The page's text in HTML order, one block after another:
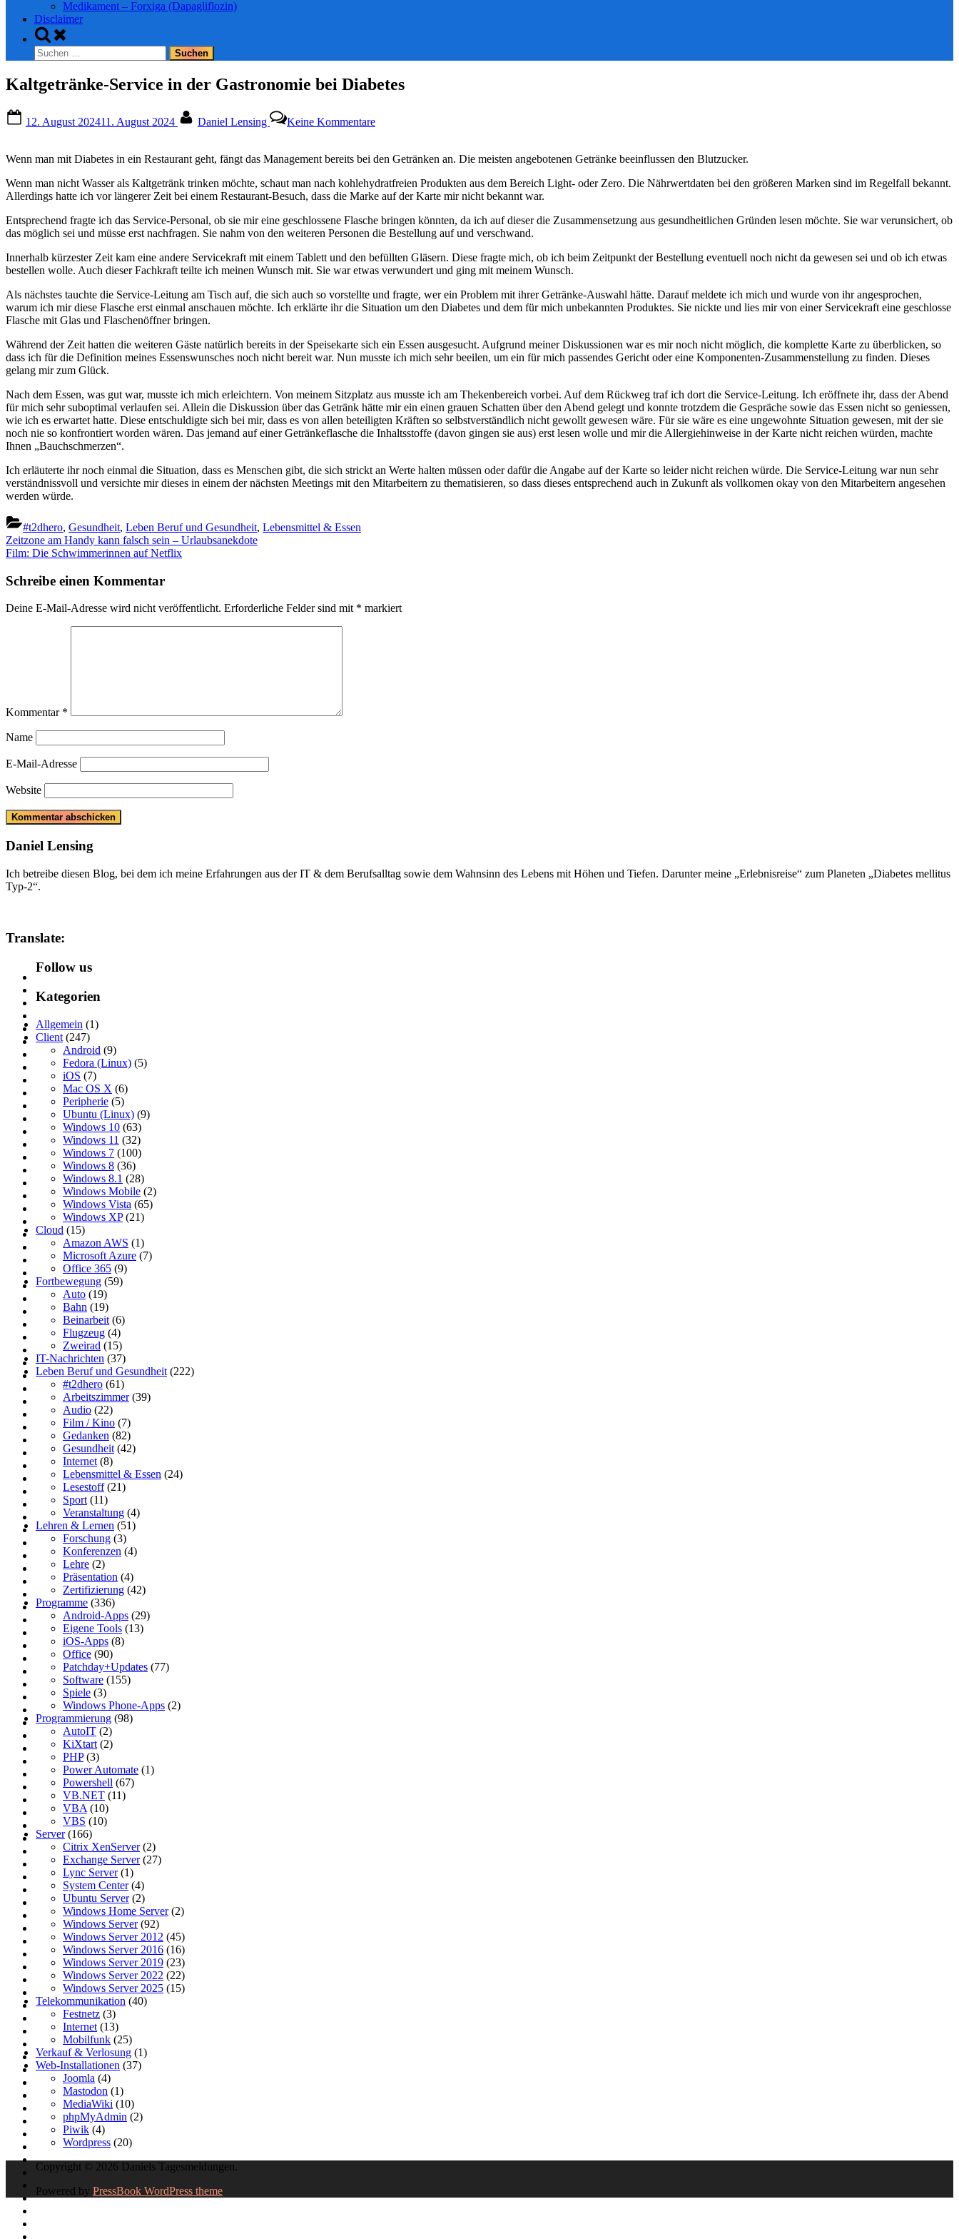
Medikament – Forxiga (Dapagliflozin)
Disclaimer
Toggle
search
form
Suchen
nach:
Kaltgetränke-Service in der Gastronomie bei Diabetes
on
12. August 202411. August 2024 Daniel Lensing Keine KommentareKaltgetränke-
in
der
Gastronomie
bei
Diabetes
Wenn man mit Diabetes in ein Restaurant geht, fängt das Management bereits bei den Getränken an. Die meisten angebotenen Getränke beeinflussen den Blutzucker.
Wenn man nicht Wasser als Kaltgetränk trinken möchte, schaut man nach kohlehydratfreien Produkten aus dem Bereich Light- oder Zero. Die Nährwertdaten bei den größeren Marken sind im Regelfall bekannt.
Allerdings hatte ich vor längerer Zeit bei einem Restaurant-Besuch, dass die Marke auf der Karte mir nicht bekannt war.
Entsprechend fragte ich das Service-Personal, ob sie mir eine geschlossene Flasche bringen könnten, da ich auf dieser die Zusammensetzung aus gesundheitlichen Gründen lesen möchte. Sie war verunsichert, ob
das möglich sei und müsse erst nachfragen. Sie nahm von den weiteren Personen die Bestellung auf und verschwand.
Innerhalb kürzester Zeit kam eine andere Servicekraft mit einem Tablett und den befüllten Gläsern. Diese fragte mich, ob ich beim Zeitpunkt der Bestellung eventuell noch nicht da gewesen sei und ob ich etwas
bestellen wolle. Auch dieser Fachkraft teilte ich meinen Wunsch mit. Sie war etwas verwundert und ging mit meinem Wunsch.
Als nächstes tauchte die Service-Leitung am Tisch auf, die sich auch so vorstellte und fragte, wer ein Problem mit ihrer Getränke-Auswahl hätte. Darauf meldete ich mich und wurde von ihr angesprochen,
warum ich mir diese Flasche erst einmal anschauen möchte. Ich erklärte ihr die Situation um den Diabetes und dem für mich unbekannten Produktes. Sie nickte und lies mir von einer Servicekraft eine geschlosse
Flasche mit Glas und Flaschenöffner bringen.
Während der Zeit hatten die weiteren Gäste natürlich bereits in der Speisekarte sich ein Essen ausgesucht. Aufgrund meiner Diskussionen war es mir noch nicht möglich, die komplette Karte zu überblicken, so
dass ich für die Definition meines Essenswunsches noch nicht bereit war. Nun musste ich mich sehr beeilen, um ein für mich passendes Gericht oder eine Komponenten-Zusammenstellung zu finden. Dieses
gelang mir zum Glück.
Nach dem Essen, was gut war, musste ich mich erleichtern. Von meinem Sitzplatz aus musste ich am Thekenbereich vorbei. Auf dem Rückweg traf ich dort die Service-Leitung. Ich eröffnete ihr, dass der Abend
für mich sehr suboptimal verlaufen sei. Allein die Diskussion über das Getränk hätte mir ein einen grauen Schatten über den Abend gelegt und konnte trotzdem die Gespräche sowie das Essen nicht so geniessen,
wie ich es erwartet hatte. Diese entschuldigte sich bei mir, dass es von allen beteiligten Kräften so selbstverständlich nicht gewollt gewesen wäre. Für sie wäre es eine ungewohnte Situation gewesen, mit der sie
noch nie so konfrontiert worden wären. Das jemand auf einer Getränkeflasche die Inhaltsstoffe (davon gingen sie aus) erst lesen wolle und mir die Allergiehinweise in der Karte nicht reichen würden, machte
Ihnen „Bauchschmerzen“.
Ich erläuterte ihr noch einmal die Situation, dass es Menschen gibt, die sich strickt an Werte halten müssen oder dafür die Angabe auf der Karte so leider nicht reichen würde. Die Service-Leitung war nun sehr
verständnissvoll und versichte mir dieses in einem der nächsten Meetings mit den Mitarbeitern zu thematisieren, so dass dieses entsprechend auch in Zukunft als vollkomen okay von den Mitarbeitern angesehen
werden würde.
#t2dhero, Gesundheit, Leben Beruf und Gesundheit, Lebensmittel & Essen
Beitragsnavigation
Previous
Post:
Zeitzone am Handy kann falsch sein – Urlaubsanekdote
Next
Film: Die Schwimmerinnen auf Netflix
Schreibe einen Kommentar
Deine E-Mail-Adresse wird nicht veröffentlicht. Erforderliche Felder sind mit * markiert
Kommentar *
Name
E-Mail-Adresse
Website
Daniel Lensing
Ich betreibe diesen Blog, bei dem ich meine Erfahrungen aus der IT & dem Berufsalltag sowie dem Wahnsinn des Lebens mit Höhen und Tiefen. Darunter meine „Erlebnisreise“ zum Planeten „Diabetes mellitus
Typ-2“.
Translate:
Follow us
Kategorien
Allgemein (1)
Client (247)
Android (9)
Fedora (Linux) (5)
iOS (7)
Mac OS X (6)
Peripherie (5)
Ubuntu (Linux) (9)
Windows 10 (63)
Windows 11 (32)
Windows 7 (100)
Windows 8 (36)
Windows 8.1 (28)
Windows Mobile (2)
Windows Vista (65)
Windows XP(21)
Cloud (15)
Amazon AWS (1)
Microsoft Azure (7)
Office 365 (9)
Fortbewegung (59)
Auto (19)
Bahn (19)
Beinarbeit (6)
Flugzeug (4)
Zweirad (15)
IT-Nachrichten (37)
Leben Beruf und Gesundheit (222)
#t2dhero (61)
Arbeitszimmer(39)
Audio (22)
Film / Kino (7)
Gedanken (82)
Gesundheit (42)
Internet (8)
Lebensmittel & Essen (24)
Lesestoff(21)
Sport (11)
Veranstaltung (4)
Lehren & Lernen (51)
Forschung (3)
Konferenzen (4)
Lehre (2)
Präsentation (4)
Zertifizierung (42)
Programme (336)
Android-Apps (29)
Eigene Tools (13)
iOS-Apps (8)
Office (90)
Patchday+Updates (77)
Software (155)
Spiele (3)
Windows Phone-Apps (2)
Programmierung (98)
AutoIT (2)
KiXtart (2)
PHP(3)
Power Automate (1)
Powershell (67)
VB.NET (11)
VBA (10)
VBS (10)
Server(166)
Citrix XenServer(2)
Exchange Server(27)
Lync Server(1)
System Center(4)
Ubuntu Server(2)
Windows Home Server(2)
Windows Server(92)
Windows Server 2012 (45)
Windows Server 2016 (16)
Windows Server 2019 (23)
Windows Server 2022 (22)
Windows Server 2025 (15)
Telekommunikation (40)
Festnetz (3)
Internet (13)
Mobilfunk (25)
Verkauf & Verlosung (1)
Web-Installationen (37)
Joomla (4)
Mastodon (1)
MediaWiki (10)
phpMyAdmin (2)
Piwik (4)
Wordpress (20)
Copyright © 2026 Daniels Tagesmeldungen.
Powered by PressBook WordPress theme